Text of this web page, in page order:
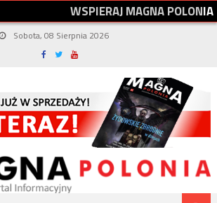
WSPIERAJMAGNAPOLONIA
Sobota, 08 Sierpnia 2026